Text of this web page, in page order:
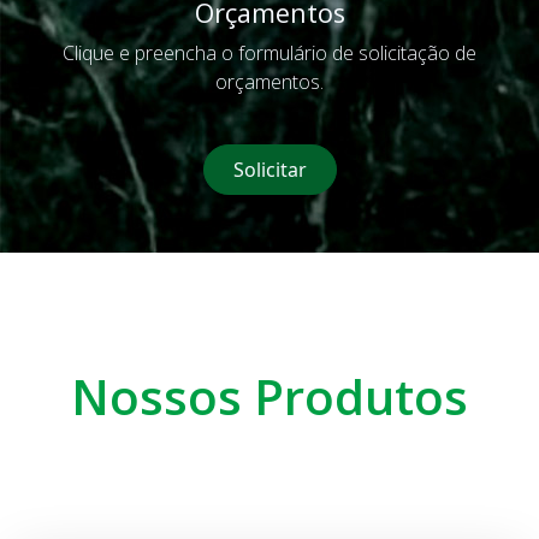
Orçamentos
Clique e preencha o formulário de solicitação de
orçamentos.
Solicitar
Nossos Produtos